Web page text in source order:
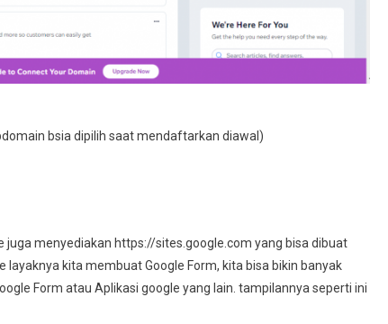
bsia dipilih saat mendaftarkan diawal)
juga menyediakan https://sites.google.com yang bisa dibuat
kita membuat Google Form, kita bisa bikin banyak
Form atau Aplikasi google yang lain. tampilannya seperti ini